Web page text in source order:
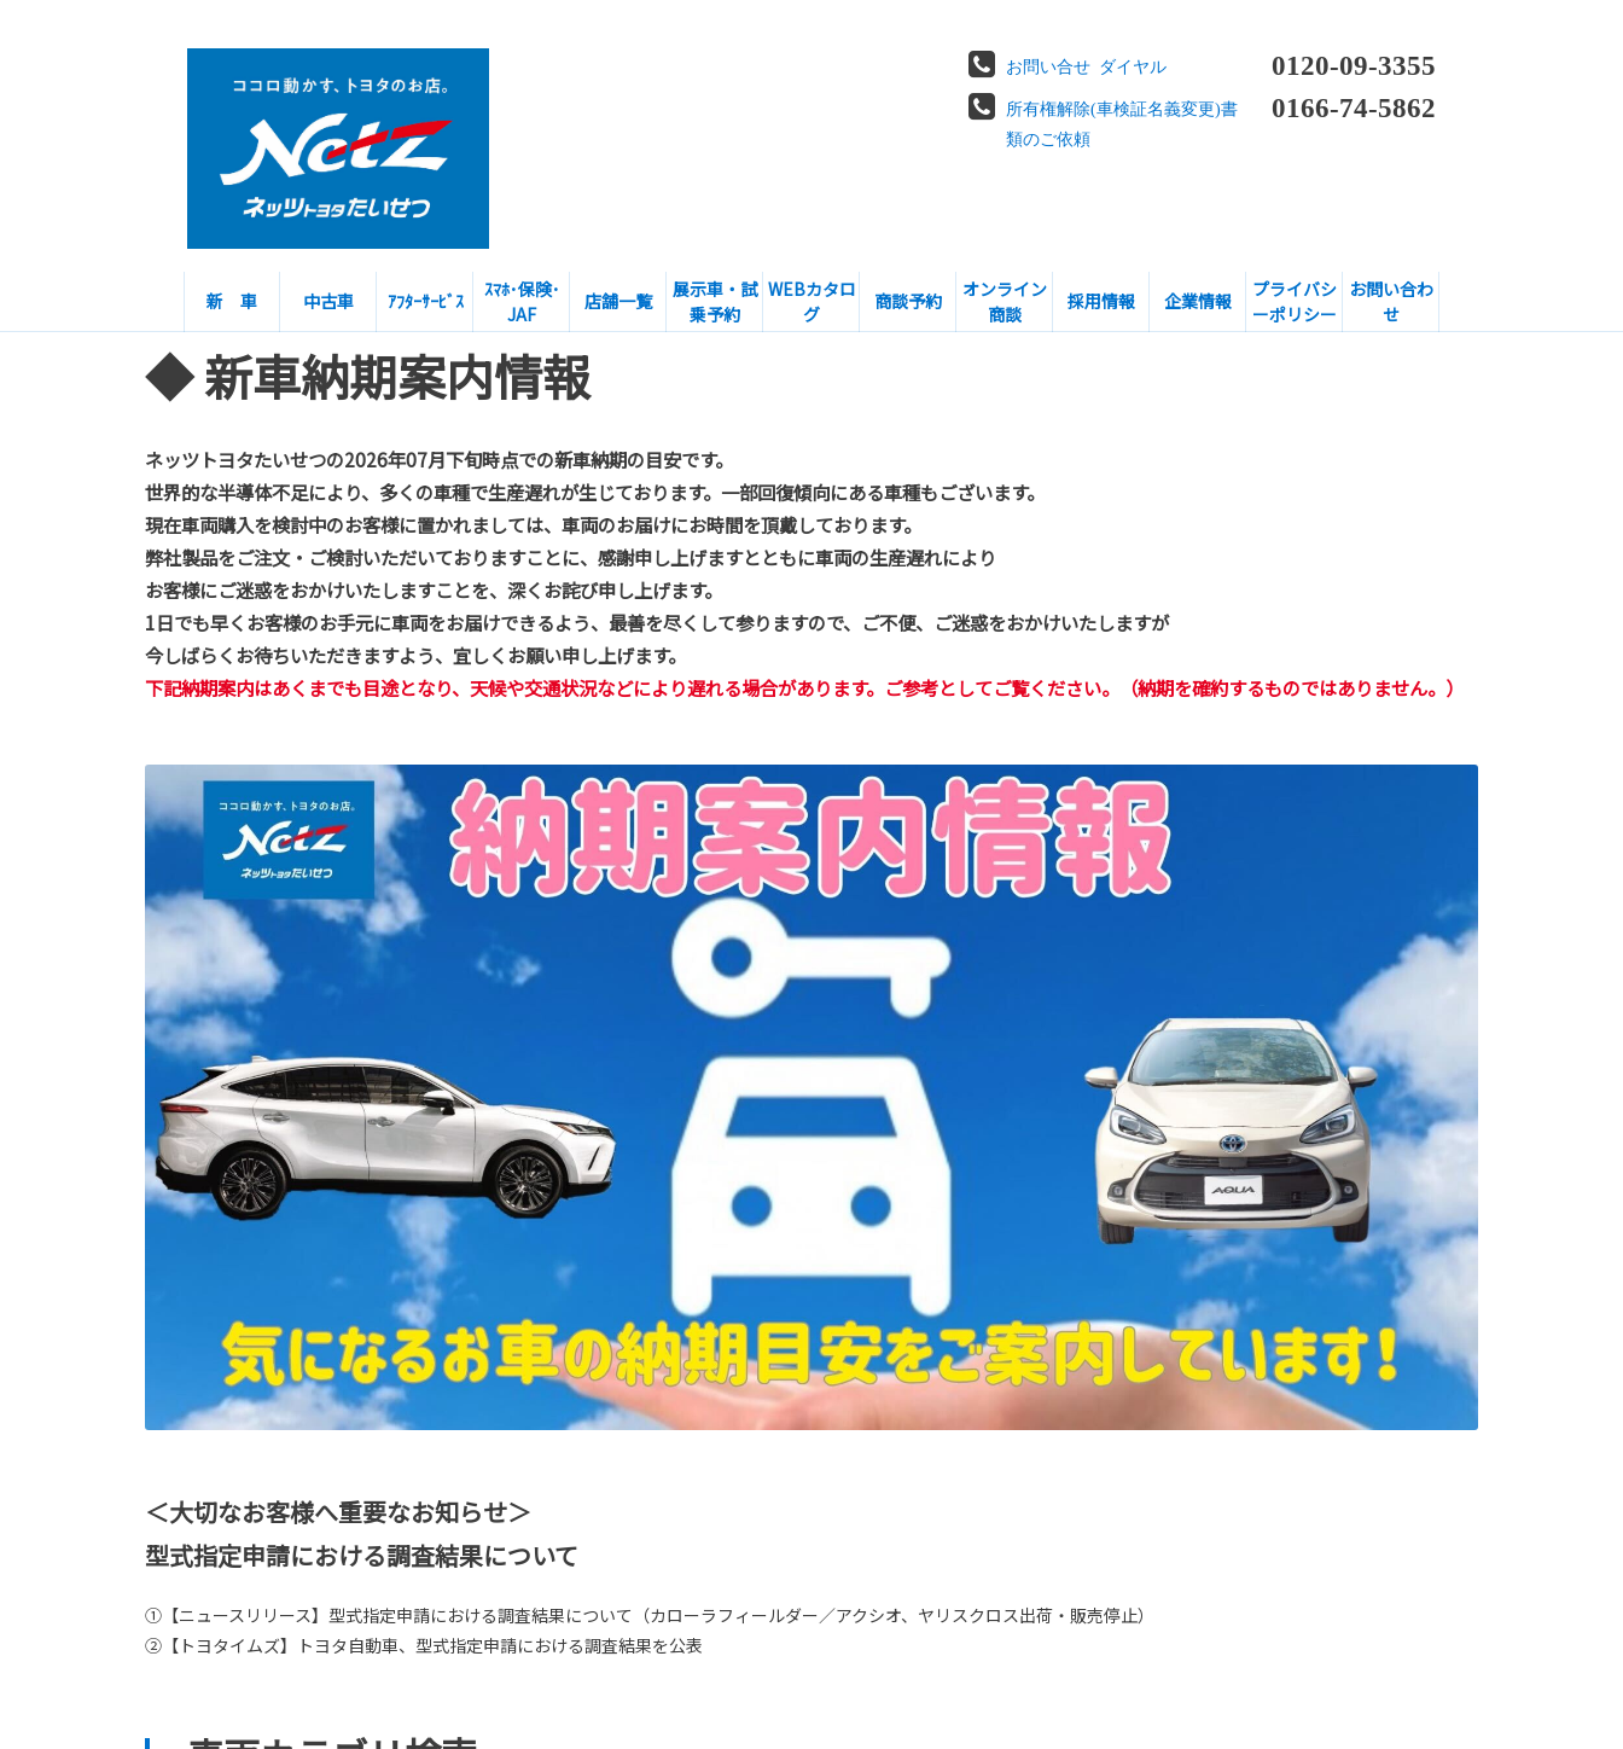
お問い合せ ダイヤル 0120-09-3355
所有権解除(車検証名義変更)書
類のご依頼
0166-74-5862
新 車 中古車 ｱﾌﾀｰｻｰﾋﾞｽ
ｽﾏﾎ･保険･
JAF
店舗一覧
展示車・試
乗予約
WEBカタロ
グ
商談予約
オンライン
商談
採用情報 企業情報
プライバシ
ーポリシー
お問い合わ
せ
◆ 新車納期案内情報
ネッツトヨタたいせつの2026年07月下旬時点での新車納期の目安です。
世界的な半導体不足により、多くの車種で生産遅れが生じております。一部回復傾向にある車種もございます。
現在車両購入を検討中のお客様に置かれましては、車両のお届けにお時間を頂戴しております。
弊社製品をご注文・ご検討いただいておりますことに、感謝申し上げますとともに車両の生産遅れにより
お客様にご迷惑をおかけいたしますことを、深くお詫び申し上げます。
1日でも早くお客様のお手元に車両をお届けできるよう、最善を尽くして参りますので、ご不便、ご迷惑をおかけいたしますが
今しばらくお待ちいただきますよう、宜しくお願い申し上げます。
下記納期案内はあくまでも目途となり、天候や交通状況などにより遅れる場合があります。ご参考としてご覧ください。（納期を確約するものではありません。）
＜大切なお客様へ重要なお知らせ＞
型式指定申請における調査結果について
①【ニュースリリース】型式指定申請における調査結果について（カローラフィールダー／アクシオ、ヤリスクロス出荷・販売停止）
②【トヨタイムズ】トヨタ自動車、型式指定申請における調査結果を公表